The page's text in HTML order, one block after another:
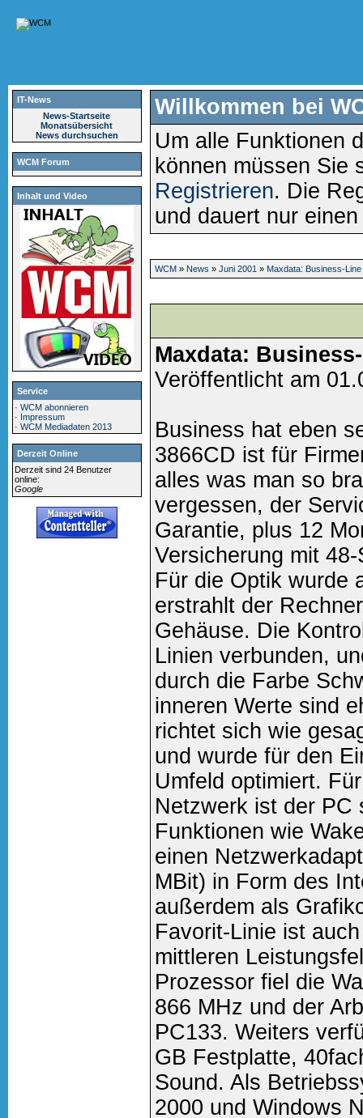
IT-News
News-Startseite
Monatsübersicht
News durchsuchen
WCM Forum
Inhalt und Video
Service
·WCM abonnieren
· Impressum
·WCM Mediadaten 2013
Derzeit Online
Derzeit sind 24 Benutzer
online:
Google
Willkommen bei
Um alle Funktionen
können müssen Sie
Registrieren. Die
und dauert nur
WCM» News » Juni 2001 » Maxdata: Business-Line
Maxdata:
Veröffentlicht am
Business hat eben
3866CD ist für
alles was man so
vergessen, der
Garantie, plus 12
Versicherung mit
Für die Optik wurde
erstrahlt der
Gehäuse. Die
Linien verbunden,
durch die Farbe
inneren Werte sind
richtet sich wie
und wurde für den
Umfeld optimiert.
Netzwerk ist der PC
Funktionen wie
einen
MBit) in Form des
außerdem als
Favorit-Linie ist
mittleren
Prozessor fiel die
866 MHz und der
PC133. Weiters
GB Festplatte,
Sound. Als
2000 und Windows